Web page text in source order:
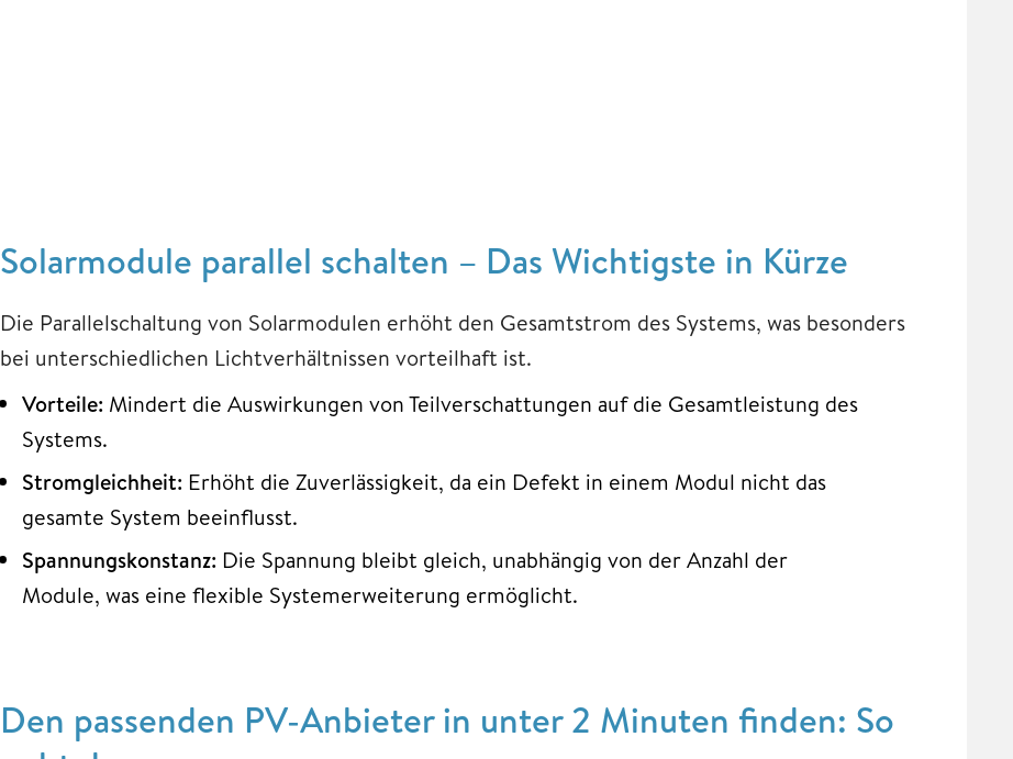
Solarmodule parallel schalten – Das Wichtigste in Kürze
Die Parallelschaltung von Solarmodulen erhöht den Gesamtstrom des Systems, was besonders
bei unterschiedlichen Lichtverhältnissen vorteilhaft ist.
Vorteile: Mindert die Auswirkungen von Teilverschattungen auf die Gesamtleistung des
Systems.
Stromgleichheit: Erhöht die Zuverlässigkeit, da ein Defekt in einem Modul nicht das
gesamte System beeinflusst.
Spannungskonstanz: Die Spannung bleibt gleich, unabhängig von der Anzahl der
Module, was eine flexible Systemerweiterung ermöglicht.
Den passenden PV-Anbieter in unter 2 Minuten finden: So